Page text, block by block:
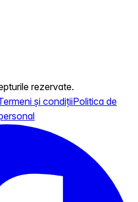
rezervate.
și condițiiPolitica de